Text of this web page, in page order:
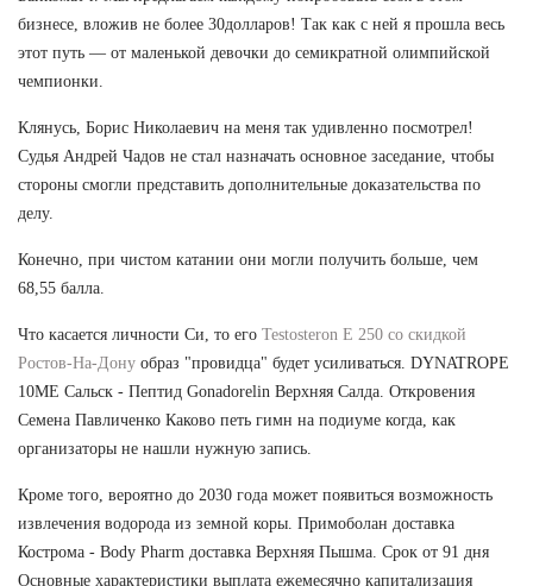
бизнесе, вложив не более 30долларов! Так как с ней я прошла весь
этот путь — от маленькой девочки до семикратной олимпийской
чемпионки.
Клянусь, Борис Николаевич на меня так удивленно посмотрел!
Судья Андрей Чадов не стал назначать основное заседание, чтобы
стороны смогли представить дополнительные доказательства по
делу.
Конечно, при чистом катании они могли получить больше, чем
68,55 балла.
Что касается личности Си, то его Testosteron E 250 со скидкой
Ростов-На-Дону образ "провидца" будет усиливаться. DYNATROPE
10ME Сальск - Пептид Gonadorelin Верхняя Салда. Откровения
Семена Павличенко Каково петь гимн на подиуме когда, как
организаторы не нашли нужную запись.
Кроме того, вероятно до 2030 года может появиться возможность
извлечения водорода из земной коры. Примоболан доставка
Кострома - Body Pharm доставка Верхняя Пышма. Срок от 91 дня
Основные характеристики выплата ежемесячно капитализация